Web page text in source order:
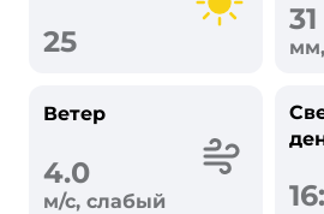
25
31
Ветер
4.0
м/с, слабый